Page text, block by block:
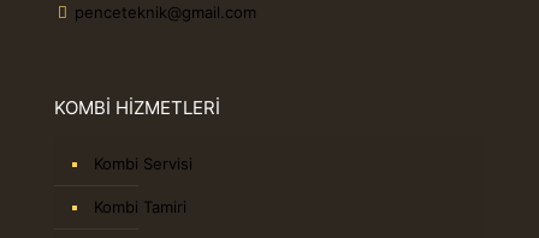
penceteknik@gmail.com
KOMBİ HİZMETLERİ
Kombi Servisi
Kombi Tamiri